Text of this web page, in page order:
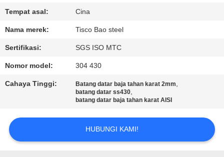
PERMINTAAN
PENAWARAN
PRIVACY
Tempat asal: Cina
Nama merek: Tisco Bao steel
Sertifikasi: SGS ISO MTC
Nomor model: 304 430
Cahaya Tinggi: Batang datar baja tahan karat 2mm,
batang datar ss430,
batang datar baja tahan karat AISI
HUBUNGI KAMI!